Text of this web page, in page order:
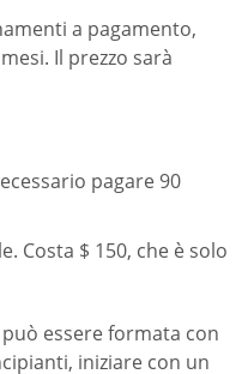
a pagamento,
Il prezzo sarà
pagare 90
Costa $ 150, che è solo
essere formata con
iniziare con un